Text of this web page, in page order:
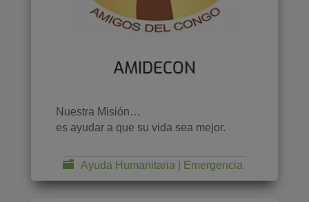
AMIDECON
Nuestra Misión…
es ayudar a que su vida sea mejor.
Ayuda Humanitaria | Emergencia